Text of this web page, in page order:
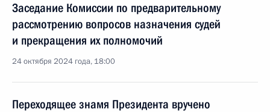
Заседание Комиссии по предварительному
рассмотрению вопросов назначения судей
и прекращения их полномочий
24 октября 2024 года, 18:00
Переходящее знамя Президента вручено